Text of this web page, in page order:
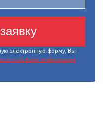
электронную форму, Вы
Вами информации